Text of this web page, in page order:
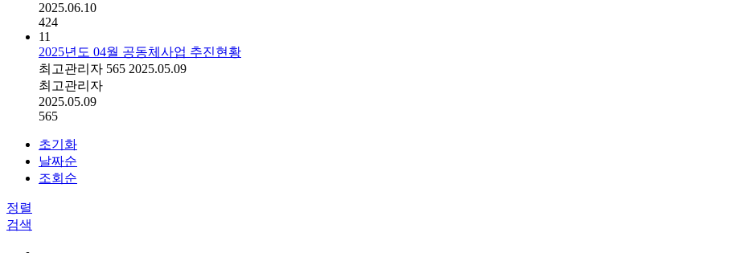
2025.06.10
424
11
2025년도 04월 공동체사업 추진현황
최고관리자 565 2025.05.09
최고관리자
2025.05.09
565
초기화
날짜순
조회순
정렬
검색